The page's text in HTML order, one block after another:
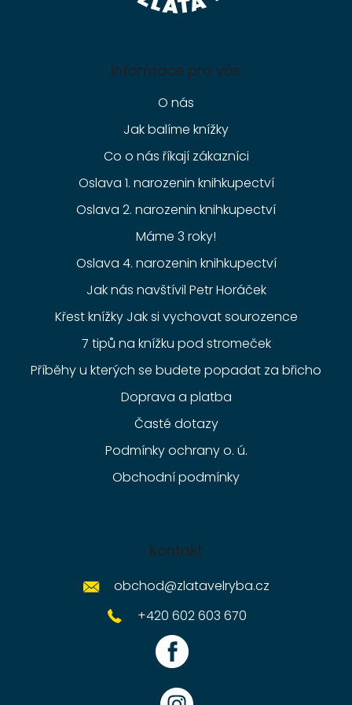
Informace pro vás
O nás
Jak balíme knížky
Co o nás říkají zákazníci
Oslava 1. narozenin knihkupectví
Oslava 2. narozenin knihkupectví
Máme 3 roky!
Oslava 4. narozenin knihkupectví
Jak nás navštívil Petr Horáček
Křest knížky Jak si vychovat sourozence
7 tipů na knížku pod stromeček
Příběhy u kterých se budete popadat za břicho
Doprava a platba
Časté dotazy
Podmínky ochrany o. ú.
Obchodní podmínky
Kontakt
obchod@zlatavelryba.cz
+420 602 603 670